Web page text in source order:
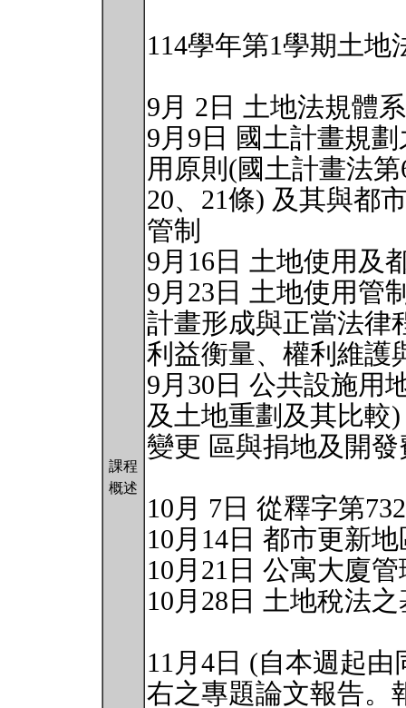
課程
概述
114學年第1學期土
9月 2日 土地法規體
9月9日 國土計畫規
用原則(國土計畫法第
20、21條) 及其與都
管制
9月16日 土地使用及
9月23日 土地使用管
計畫形成與正當法律
利益衡量、權利維護
9月30日 公共設施用
及土地重劃及其比較
變更 區與捐地及開
10月 7日 從釋字第
10月14日 都市更新
10月21日 公寓大廈
10月28日 土地稅法
11月4日 (自本週起由
右之專題論文報告。